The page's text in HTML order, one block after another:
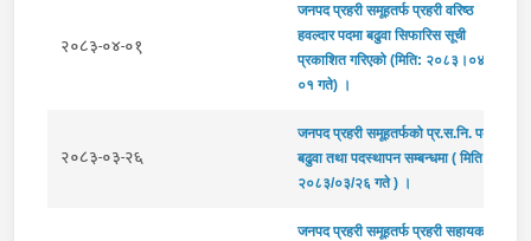
२०८३-०४-०१
जनपद प्रहरी समूहतर्फ प्रहरी वरिष्ठ
हवल्दार पदमा बढुवा सिफारिस सूची
प्रकाशित गरिएको (मिति: २०८३।०४।
०१ गते) ।
२०८३-०३-२६
जनपद प्रहरी समूहतर्फको प्र.स.नि. पदमा
बढुवा तथा पदस्थापन सम्बन्धमा ( मिति
२०८३/०३/२६ गते ) ।
जनपद प्रहरी समूहतर्फ प्रहरी सहायक